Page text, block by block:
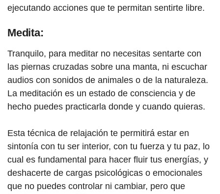
ejecutando acciones que te permitan sentirte libre.
Medita:
Tranquilo, para meditar no necesitas sentarte con
las piernas cruzadas sobre una manta, ni escuchar
audios con sonidos de animales o de la naturaleza.
La meditación es un estado de consciencia y de
hecho puedes practicarla donde y cuando quieras.
Esta técnica de relajación te permitirá estar en
sintonía con tu ser interior, con tu fuerza y tu paz, lo
cual es fundamental para hacer fluir tus energías, y
deshacerte de cargas psicológicas o emocionales
que no puedes controlar ni cambiar, pero que